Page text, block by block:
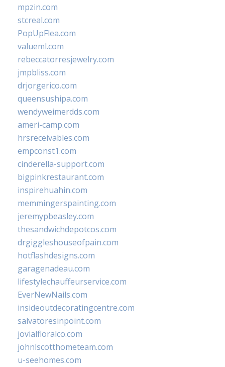
mpzin.com
stcreal.com
PopUpFlea.com
valueml.com
rebeccatorresjewelry.com
jmpbliss.com
drjorgerico.com
queensushipa.com
wendyweimerdds.com
ameri-camp.com
hrsreceivables.com
empconst1.com
cinderella-support.com
bigpinkrestaurant.com
inspirehuahin.com
memmingerspainting.com
jeremypbeasley.com
thesandwichdepotcos.com
drgiggleshouseofpain.com
hotflashdesigns.com
garagenadeau.com
lifestylechauffeurservice.com
EverNewNails.com
insideoutdecoratingcentre.com
salvatoresinpoint.com
jovialfloralco.com
johnlscotthometeam.com
u-seehomes.com